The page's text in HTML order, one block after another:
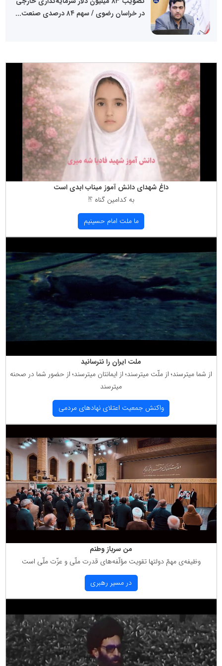
در خراسان رضوی / سهم ۸۴ درصدی صنعت...
داغ شهدای دانش آموز میناب ابدی است
به كدامین گناه ؟!
ما ملت امام حسینیم
ملت ایران را نترسانید
از شما میترسند؛ از ملّت میترسند؛ از ایمانتان میترسند؛ از حضور شما در صحنه
میترسند
واكنش جمعیت اعتلای نهادهای مردمی
من سرباز وطنم
وظیفه‌ی مهمّ دولتها تقویت مؤلّفه‌های قدرت ملّی و عزّت ملّی است
در مسیر رهبری